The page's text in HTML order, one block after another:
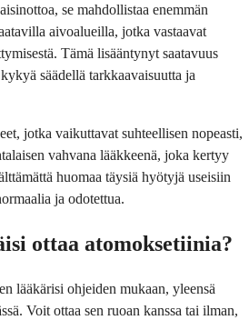
se mahdollistaa enemmän
aivoalueilla, jotka vastaavat
Tämä lisääntynyt saatavuus
säädellä tarkkaavaisuutta ja
jotka vaikuttavat suhteellisen nopeasti,
vahvana lääkkeenä, joka kertyy
huomaa täysiä hyötyjä useisiin
ja odotettua.
ottaa atomoksetiinia?
lääkärisi ohjeiden mukaan, yleensä
Voit ottaa sen ruoan kanssa tai ilman,